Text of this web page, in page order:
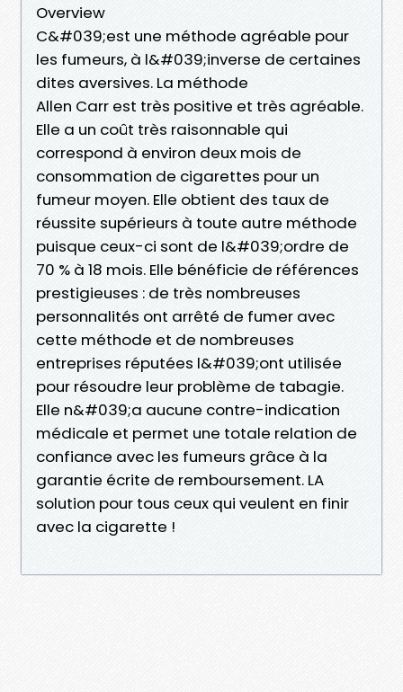
Overview
C&#039;est une méthode agréable pour
les fumeurs, à l&#039;inverse de certaines
dites aversives. La méthode
Allen Carr est très positive et très agréable.
Elle a un coût très raisonnable qui
correspond à environ deux mois de
consommation de cigarettes pour un
fumeur moyen. Elle obtient des taux de
réussite supérieurs à toute autre méthode
puisque ceux-ci sont de l&#039;ordre de
70 % à 18 mois. Elle bénéficie de références
prestigieuses : de très nombreuses
personnalités ont arrêté de fumer avec
cette méthode et de nombreuses
entreprises réputées l&#039;ont utilisée
pour résoudre leur problème de tabagie.
Elle n&#039;a aucune contre-indication
médicale et permet une totale relation de
confiance avec les fumeurs grâce à la
garantie écrite de remboursement. LA
solution pour tous ceux qui veulent en finir
avec la cigarette !